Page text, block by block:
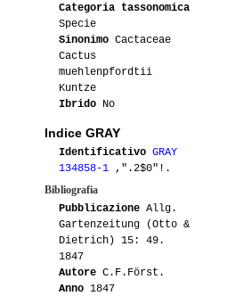
Categoria tassonomica
Specie
Sinonimo Cactaceae
Cactus
muehlenpfordtii
Kuntze
Ibrido No
Indice GRAY
Identificativo GRAY
134858-1 ,".2$0"!.
Bibliografia
Pubblicazione Allg.
Gartenzeitung (Otto &
Dietrich) 15: 49.
1847
Autore C.F.Först.
Anno 1847